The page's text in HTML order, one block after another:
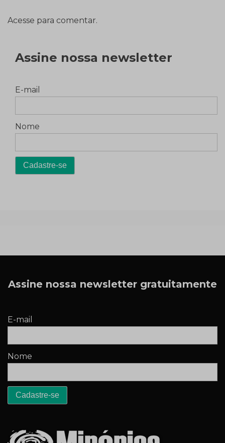
Acesse para comentar.
Assine nossa newsletter
E-mail
Nome
Assine nossa newsletter gratuitamente
E-mail
Nome